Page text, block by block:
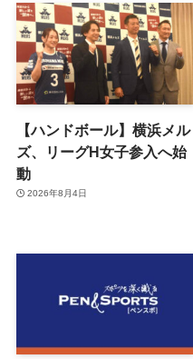
【ハンドボール】横浜メル
ズ、リーグH女子参入へ始
動
2026年8月4日